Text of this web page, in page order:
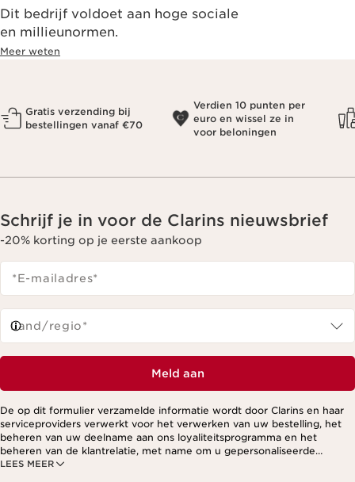
Dit bedrijf voldoet aan hoge sociale
en millieunormen.
Meer weten
Gratis verzending bij
bestellingen vanaf €70
Verdien 10 punten per
euro en wissel ze in
voor beloningen
Schrijf je in voor de Clarins nieuwsbrief
-20% korting op je eerste aankoop
*E-mailadres*
Land/regio*
Meld aan
LEES MEER
De op dit formulier verzamelde informatie wordt door Clarins en haar
serviceproviders verwerkt voor het verwerken van uw bestelling, het
beheren van uw deelname aan ons loyaliteitsprogramma en het
beheren van de klantrelatie, met name om u gepersonaliseerde
aanbiedingen te kunnen sturen op basis van uw eerdere aankopen en